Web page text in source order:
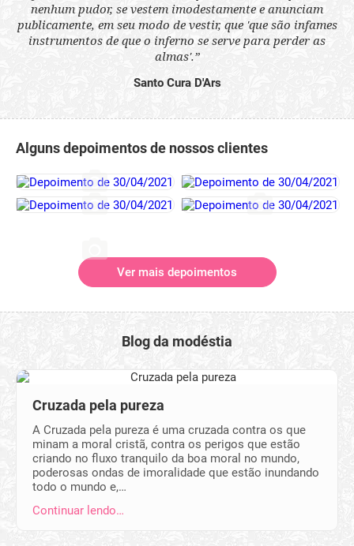
nenhum pudor, se vestem imodestamente e anunciam
publicamente, em seu modo de vestir, que 'que são infames
instrumentos de que o inferno se serve para perder as
almas'.”
Santo Cura D'Ars
Alguns depoimentos de nossos clientes
Ver mais depoimentos
Blog da modéstia
Cruzada pela pureza
A Cruzada pela pureza é uma cruzada contra os que
minam a moral cristã, contra os perigos que estão
criando no fluxo tranquilo da boa moral no mundo,
poderosas ondas de imoralidade que estão inundando
todo o mundo e,…
Continuar lendo…